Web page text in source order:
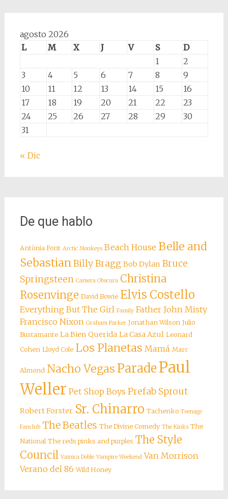
agosto 2026
L
M X J V S
D
1
2
3
4 5 6 7 8
9
10
11 12 13 14 15
16
17
18 19 20 21 22
23
24
25 26 27 28 29
30
31
« Dic
De que hablo
Antònia Font Arctic Monkeys Beach House Belle and
SebastianBilly Bragg Bob Dylan Bruce
Springsteen Camera Obscura Christina
Rosenvinge David Bowie Elvis Costello
Everything But The Girl Family Father John Misty
Francisco Nixon Graham Parker Jonathan Wilson Julio
Bustamante La Bien Querida La Casa Azul Leonard
Cohen Lloyd Cole Los Planetas Mamá Marc
Almond Nacho Vegas ParadePaul
Weller Pet Shop Boys Prefab Sprout
Robert Forster Sr. Chinarro Tachenko Teenage
Fanclub The Beatles The Divine Comedy The Kinks The
National The reds pinks and purples The Style
Council Vainica Doble Vampire Weekend Van Morrison
Verano del 86 Wild Honey